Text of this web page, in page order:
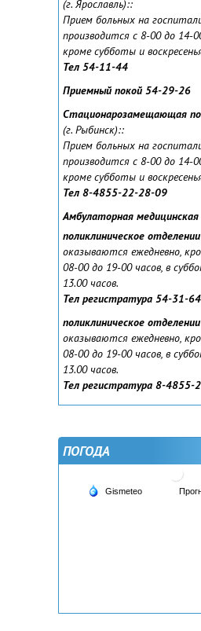
(г. Ярославль)::
Прием больных на
производится с 8-00 до 14-
кроме субботы и
Тел 54-11-44
Приемный покой 54-29-26
Стационарозамещающая
(г. Рыбинск)::
Прием больных на
производится с 8-00 до 14-
кроме субботы и
Тел 8-4855-22-28-09
Амбулаторная
поликлиническое
оказываются ежедневно,
08-00 до 19-00 часов, в
13.00 часов.
Тел регистратура 54-31-64
поликлиническое
оказываются ежедневно,
08-00 до 19-00 часов, в
13.00 часов.
Тел регистратура 8-4855-
ПОГОДА